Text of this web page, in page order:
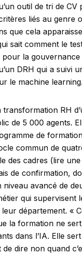
outil de tri de CV
liés au genre
que cela
sait comment le
pour la
DRH qui a suivi
le machine learning.
transformation RH
de 5 000 agents.
de
commun de
des cadres (lire
de confirmation,
niveau avancé de
qui supervisent
département. «
la formation ne
dans l’IA. Elle
dire non quand